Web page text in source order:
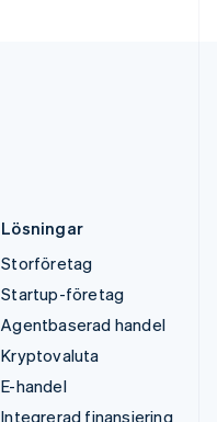
Lösningar
Storföretag
Startup-företag
Agentbaserad handel
Kryptovaluta
E-handel
Integrerad finansiering